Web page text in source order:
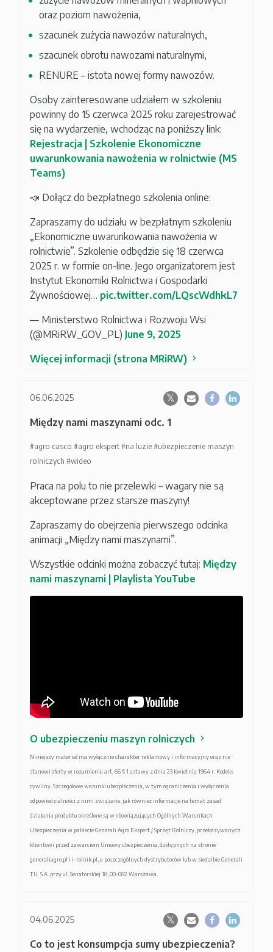
oraz poziom nawożenia,
szacunek zużycia nawozów naturalnych,
szacunek obrotu nawozami naturalnymi,
RENURE – istota nowej formy nawozów.
Osoby zainteresowane udziałem w szkoleniu
powinny do 15 czerwca 2025 roku zarejestrować
się na wydarzenie, wchodząc na poniższy link:
Rejestracja | Szkolenie Ekonomiczne
uwarunkowania nawożenia w rolnictwie (MS
Teams)
📣 Dołącz do bezpłatnego szkolenia online:
Zapraszamy do udziału w bezpłatnym szkoleniu
„Ekonomiczne uwarunkowania nawożenia w
rolnictwie”. Szkolenie odbędzie się 18 czerwca
2025 r. w formie on-line. Jego organizatorem jest
Instytut Ekonomiki Rolnictwa i Gospodarki
Żywnościowej… pic.twitter.com/LQscWdhkL7
— Ministerstwo Rolnictwa i Rozwoju Wsi
(@MRiRW_GOV_PL) June 9, 2025
Więcej informacji (strona MRiRW)
06.06.2025
Między nami maszynami odc. 1
#agro casco #agro ekspert #na luzie #ubezpieczenie maszyn
rolniczych #wideo
Praca na polu to nie przelewki – wagary nie są
akceptowane przez starsze maszyny!
Zapraszamy do obejrzenia pierwszego odcinka
animacji „Między nami maszynami”.
Wszystkie odcinki można zobaczyć tutaj: Między
nami maszynami | Playlista YouTube
O ubezpieczeniu maszyn rolniczych
Niniejszy materiał ma wyłącznie charakter reklamowy i informacyjny oraz nie
stanowi oferty w rozumieniu art. 66 § 1 ustawy z dnia 23 kwietnia 1964 r. Kodeks
cywilny. Szczegółowe warunki ubezpieczenia, w tym ograniczenia i wyłączenia
odpowiedzialności z nimi związane, jak również informacje na temat zasad
działania produktu określone są w obowiązujących Ogólnych Warunkach
Ubezpieczenia w pakiecie Generali Agro Ekspert / Sprzęt Rolniczy, przekazywanych
klientowi przed zawarciem Umowy ubezpieczenia, dostępnych na stronie
generaliagro.pl i i-rolnik.pl, u poszczególnych dystrybutorów lub w siedzibie Generali
T.U. S.A. przy ul. Senatorskiej 18, 00-082 Warszawa.
04.06.2025
Co to jest konsumpcja sumy ubezpieczenia?